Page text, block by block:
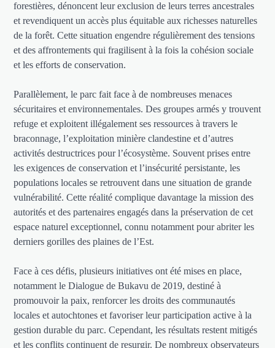
forestières, dénoncent leur exclusion de leurs terres ancestrales
et revendiquent un accès plus équitable aux richesses naturelles
de la forêt. Cette situation engendre régulièrement des tensions
et des affrontements qui fragilisent à la fois la cohésion sociale
et les efforts de conservation.
Parallèlement, le parc fait face à de nombreuses menaces
sécuritaires et environnementales. Des groupes armés y trouvent
refuge et exploitent illégalement ses ressources à travers le
braconnage, l’exploitation minière clandestine et d’autres
activités destructrices pour l’écosystème. Souvent prises entre
les exigences de conservation et l’insécurité persistante, les
populations locales se retrouvent dans une situation de grande
vulnérabilité. Cette réalité complique davantage la mission des
autorités et des partenaires engagés dans la préservation de cet
espace naturel exceptionnel, connu notamment pour abriter les
derniers gorilles des plaines de l’Est.
Face à ces défis, plusieurs initiatives ont été mises en place,
notamment le Dialogue de Bukavu de 2019, destiné à
promouvoir la paix, renforcer les droits des communautés
locales et autochtones et favoriser leur participation active à la
gestion durable du parc. Cependant, les résultats restent mitigés
et les conflits continuent de resurgir. De nombreux observateurs